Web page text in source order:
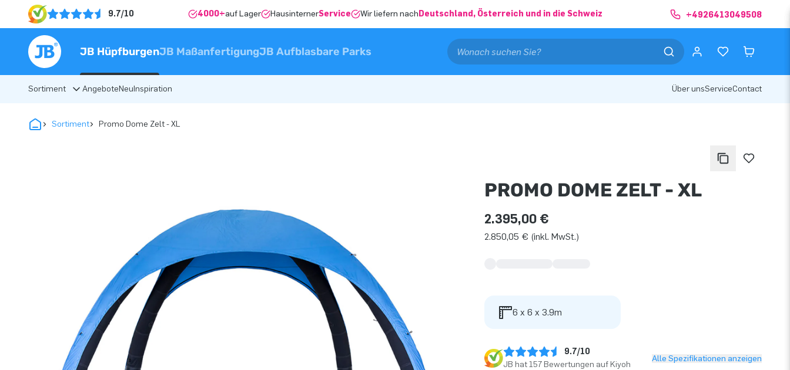
9.7/10 4000+auf Lager HausinternerService Wir liefern nach Deutschland, Österreich und in die Schweiz +4926413049508
JB HüpfburgenJB MaßanfertigungJB Aufblasbare Parks
Sortiment AngeboteNeuInspiration Über unsServiceContact
Sortiment Promo Dome Zelt - XL
PROMO DOME ZELT - XL
2.395,00 €
2.850,05 € (inkl. MwSt.)
6 x 6 x 3.9m
9.7/10
JB hat 157 Bewertungen auf Kiyoh
Alle Spezifikationen anzeigen